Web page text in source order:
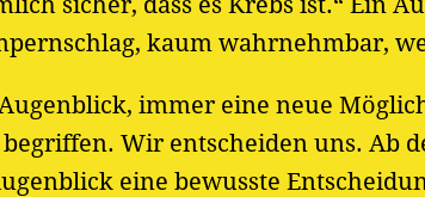
kaum wahrnehmbar,
immer eine neue
begriffen. Wir entscheiden uns. Ab
eine bewusste